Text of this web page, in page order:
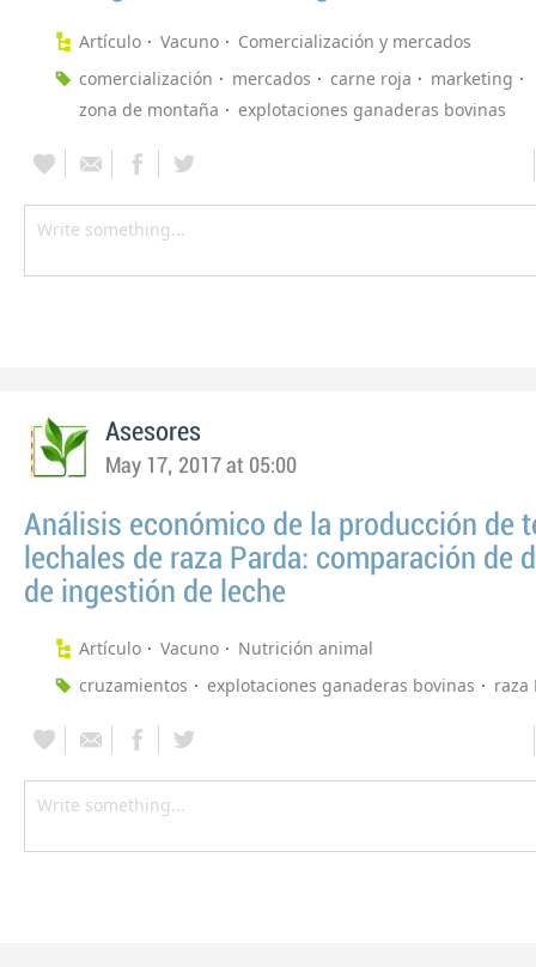
Artículo Vacuno
Comercialización y mercados
comercialización
mercados carne roja
marketing
zona de montaña
explotaciones ganaderas bovinas
Asesores
May 17, 2017 at 05:00
Análisis económico de la producción de
lechales de raza Parda: comparación de
de ingestión de leche
Artículo Vacuno
Nutrición animal
cruzamientos
explotaciones ganaderas bovinas raza